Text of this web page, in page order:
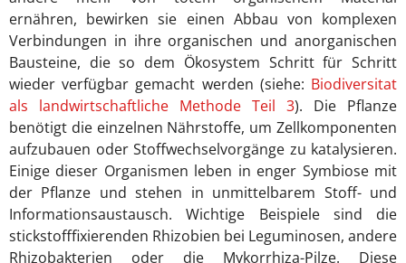
ernähren, bewirken sie einen Abbau von komplexen
Verbindungen in ihre organischen und anorganischen
Bausteine, die so dem Ökosystem Schritt für Schritt
wieder verfügbar gemacht werden (siehe: Biodiversitat
als landwirtschaftliche Methode Teil 3). Die Pflanze
benötigt die einzelnen Nährstoffe, um Zellkomponenten
aufzubauen oder Stoffwechselvorgänge zu katalysieren.
Einige dieser Organismen leben in enger Symbiose mit
der Pflanze und stehen in unmittelbarem Stoff- und
Informationsaustausch. Wichtige Beispiele sind die
stickstofffixierenden Rhizobien bei Leguminosen, andere
Rhizobakterien oder die Mykorrhiza-Pilze. Diese